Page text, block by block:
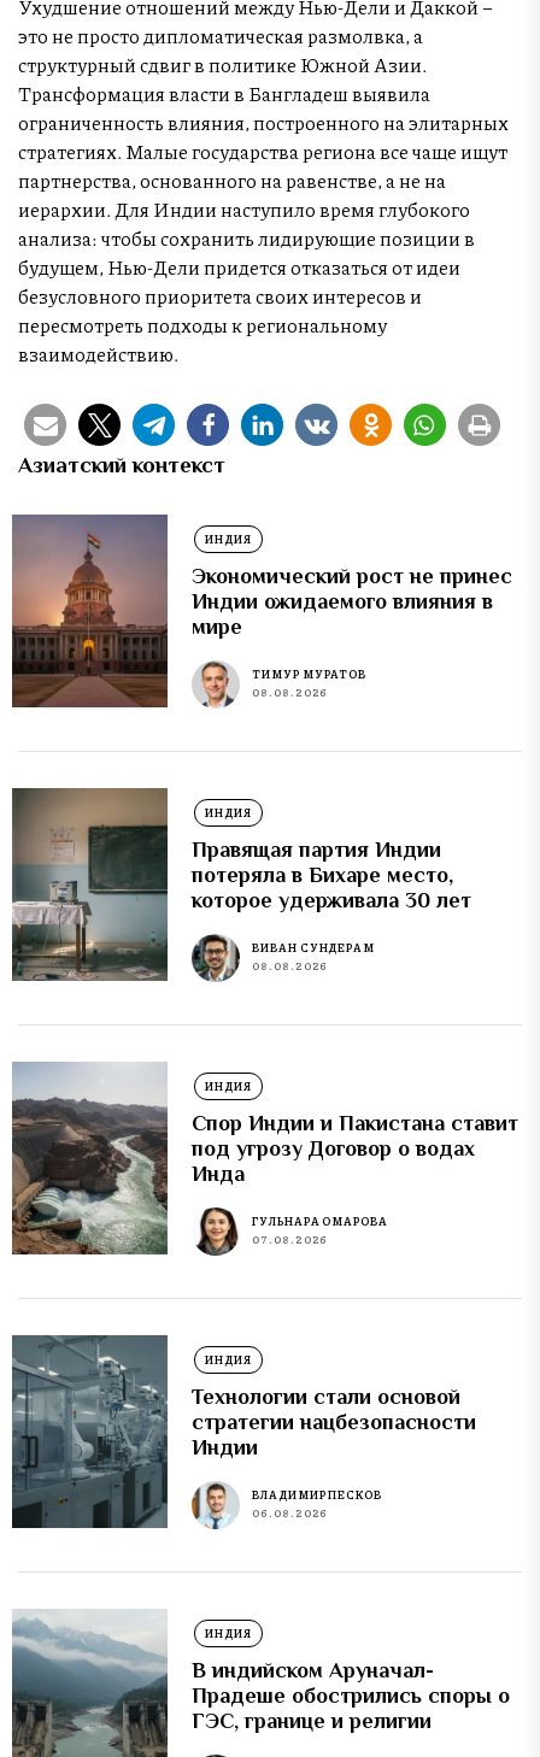
Ухудшение отношений между Нью-Дели и Даккой –
это не просто дипломатическая размолвка, а
структурный сдвиг в политике Южной Азии.
Трансформация власти в Бангладеш выявила
ограниченность влияния, построенного на элитарных
стратегиях. Малые государства региона все чаще ищут
партнерства, основанного на равенстве, а не на
иерархии. Для Индии наступило время глубокого
анализа: чтобы сохранить лидирующие позиции в
будущем, Нью-Дели придется отказаться от идеи
безусловного приоритета своих интересов и
пересмотреть подходы к региональному
взаимодействию.
Азиатский контекст
ИНДИЯ
Экономический рост не принес
Индии ожидаемого влияния в
мире
ТИМУР МУРАТОВ
08.08.2026
ИНДИЯ
Правящая партия Индии
потеряла в Бихаре место,
которое удерживала 30 лет
ВИВАН СУНДЕРАМ
08.08.2026
ИНДИЯ
Спор Индии и Пакистана ставит
под угрозу Договор о водах
Инда
ГУЛЬНАРА ОМАРОВА
07.08.2026
ИНДИЯ
Технологии стали основой
стратегии нацбезопасности
Индии
ВЛАДИМИР ПЕСКОВ
06.08.2026
ИНДИЯ
В индийском Аруначал-
Прадеше обострились споры о
ГЭС, границе и религии